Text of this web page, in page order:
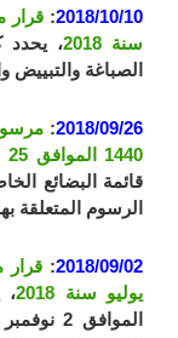
2018/10/10
:
سنة 2018
، يحدد
الصباغة
2018/09/26
:
1440 الموافق 25 سبتمبر سنة 2018
قائمة البضائع
الرسوم المتعلقة
2018/09/02
:
يوليو سنة 2018